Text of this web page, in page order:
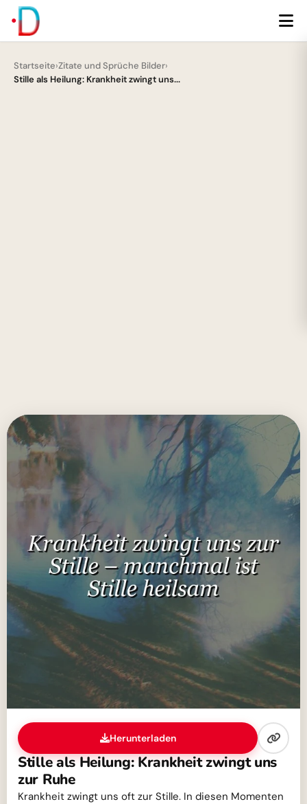
Startseite›Zitate und Sprüche Bilder›
Stille als Heilung: Krankheit zwingt uns...
Herunterladen
Stille als Heilung: Krankheit zwingt uns
zur Ruhe
Krankheit zwingt uns oft zur Stille. In diesen Momenten